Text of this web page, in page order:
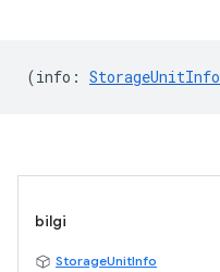
(info : StorageUnitInfo
bilgi
StorageUnitInfo